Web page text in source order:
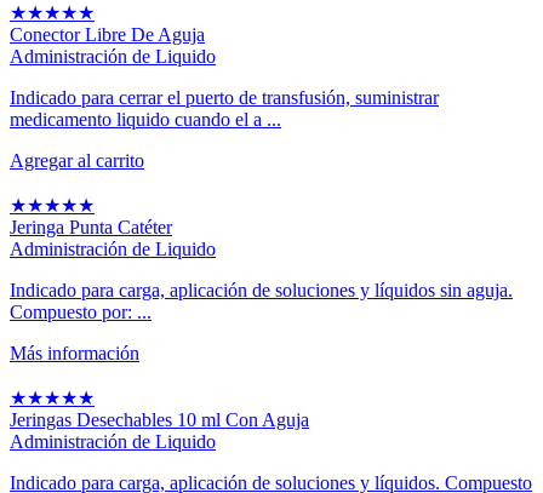
★★★★★
Conector Libre De Aguja
Administración de Liquido
Indicado para cerrar el puerto de transfusión, suministrar
medicamento liquido cuando el a ...
Agregar al carrito
★★★★★
Jeringa Punta Catéter
Administración de Liquido
Indicado para carga, aplicación de soluciones y líquidos sin aguja.
Compuesto por: ...
Más información
★★★★★
Jeringas Desechables 10 ml Con Aguja
Administración de Liquido
Indicado para carga, aplicación de soluciones y líquidos. Compuesto